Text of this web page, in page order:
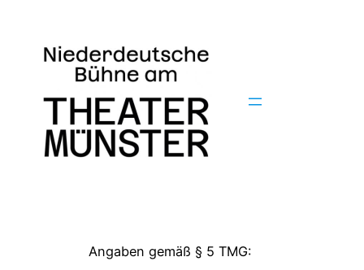
springen
Angaben gemäß § 5 TMG: